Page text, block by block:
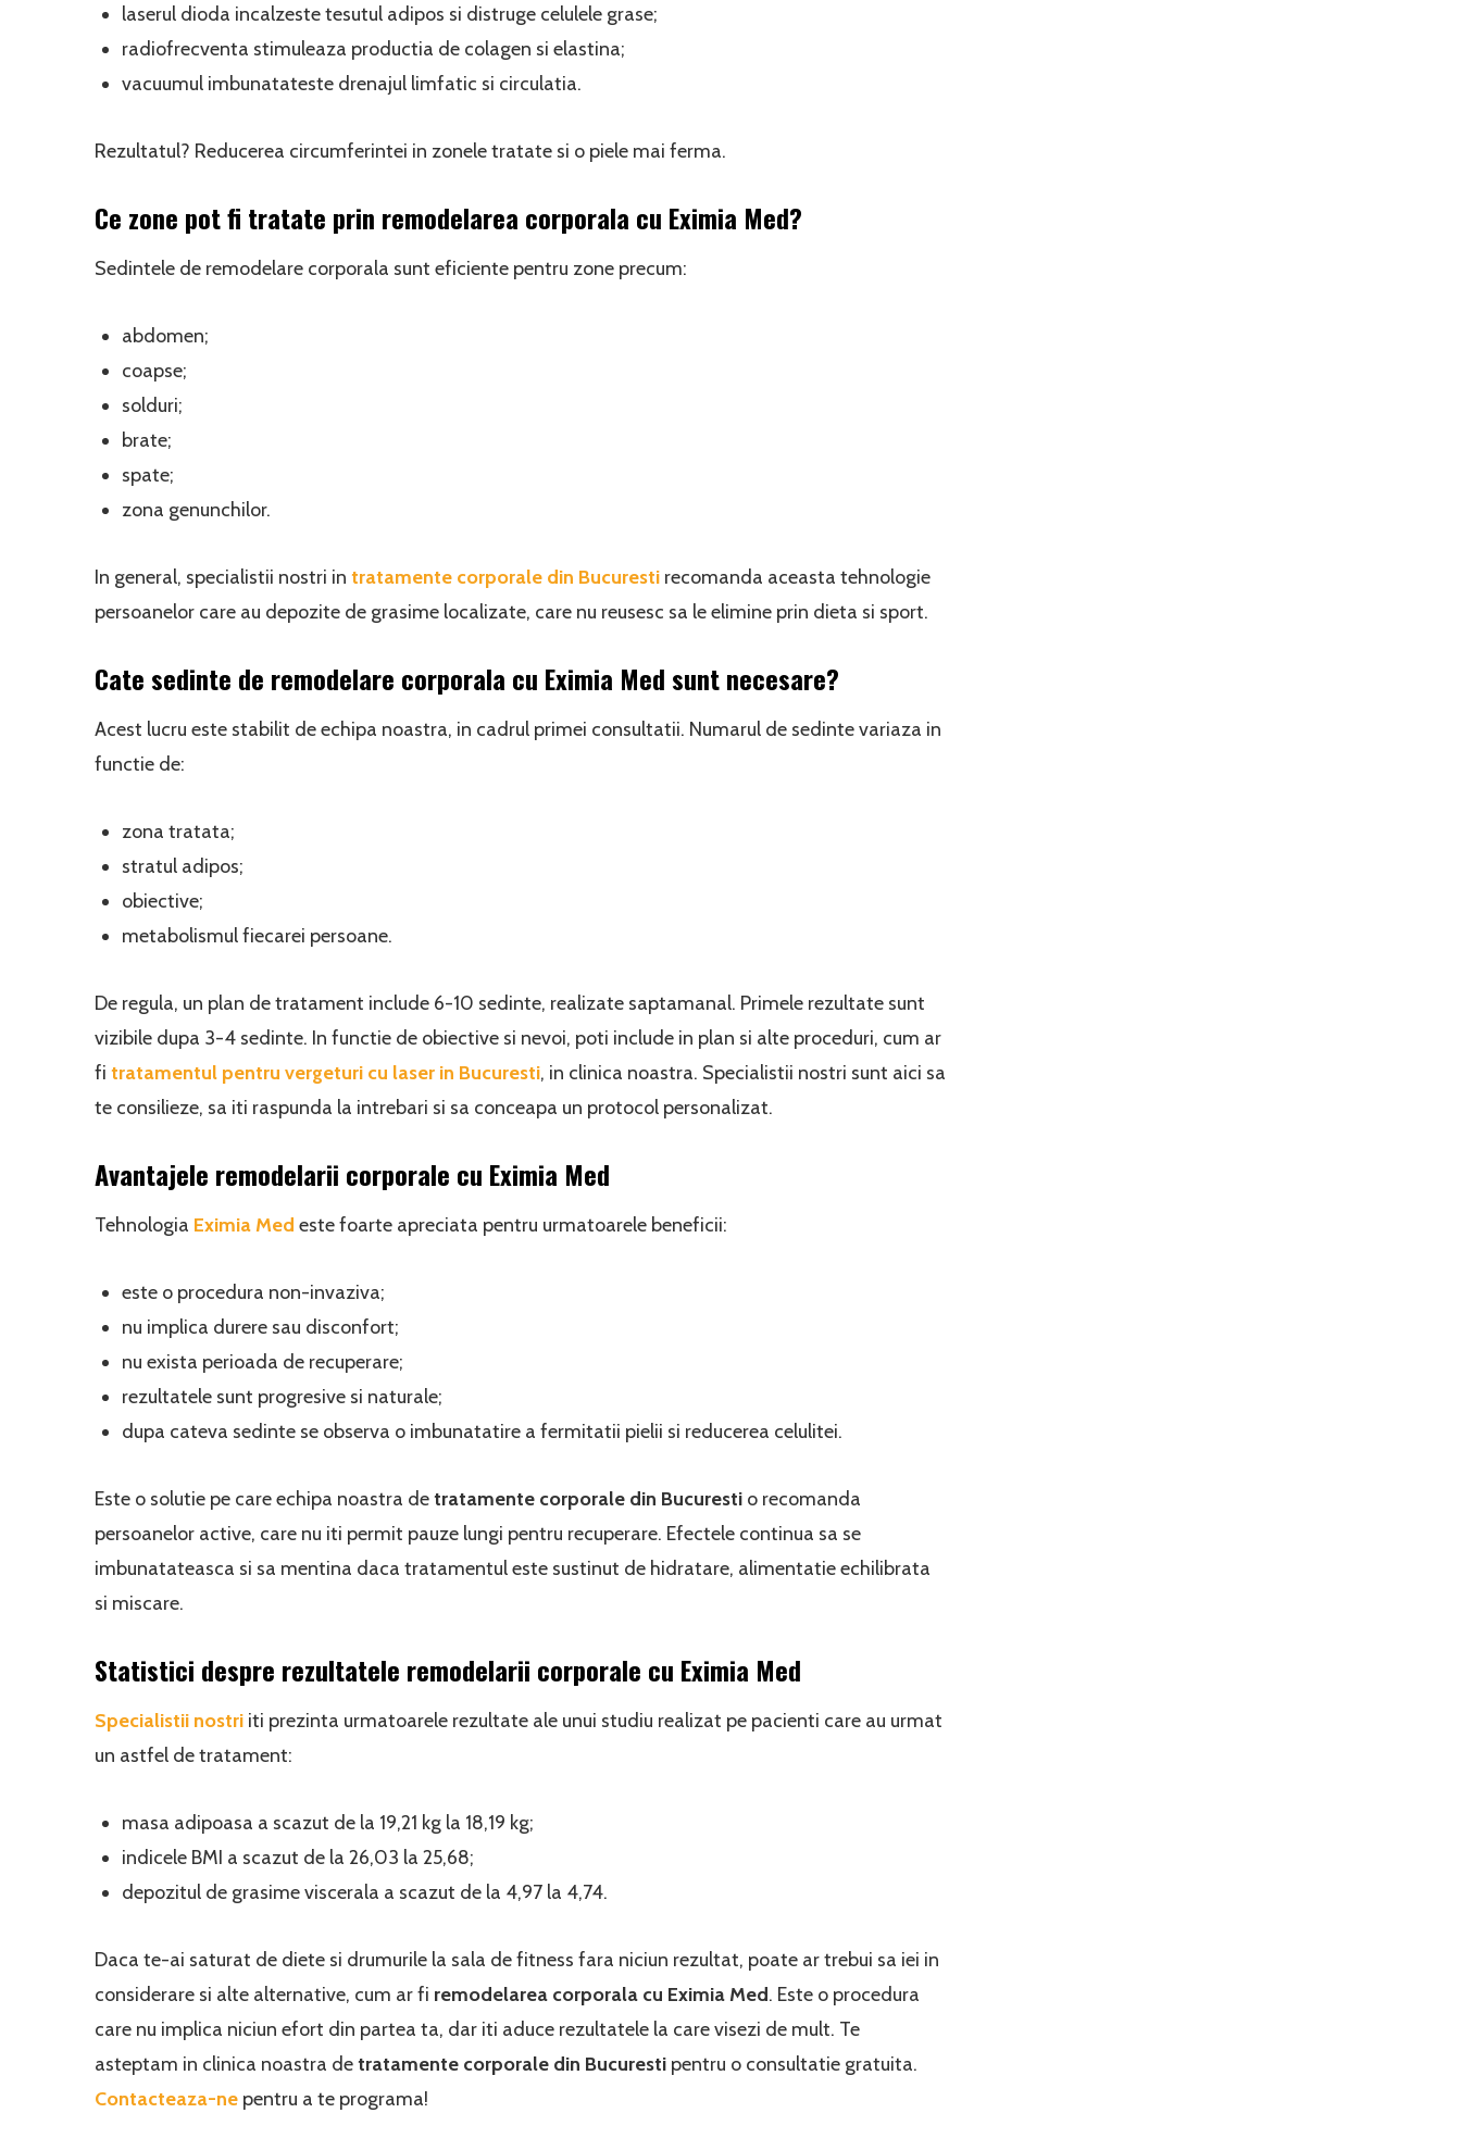
laserul dioda incalzeste tesutul adipos si distruge celulele grase;
radiofrecventa stimuleaza productia de colagen si elastina;
vacuumul imbunatateste drenajul limfatic si circulatia.
Rezultatul? Reducerea circumferintei in zonele tratate si o piele mai ferma.
Ce zone pot fi tratate prin remodelarea corporala cu Eximia Med?
Sedintele de remodelare corporala sunt eficiente pentru zone precum:
abdomen;
coapse;
solduri;
brate;
spate;
zona genunchilor.
In general, specialistii nostri in tratamente corporale din Bucuresti recomanda aceasta tehnologie
persoanelor care au depozite de grasime localizate, care nu reusesc sa le elimine prin dieta si sport.
Cate sedinte de remodelare corporala cu Eximia Med sunt necesare?
Acest lucru este stabilit de echipa noastra, in cadrul primei consultatii. Numarul de sedinte variaza in
functie de:
zona tratata;
stratul adipos;
obiective;
metabolismul fiecarei persoane.
De regula, un plan de tratament include 6-10 sedinte, realizate saptamanal. Primele rezultate sunt
vizibile dupa 3-4 sedinte. In functie de obiective si nevoi, poti include in plan si alte proceduri, cum ar
fi tratamentul pentru vergeturi cu laser in Bucuresti, in clinica noastra. Specialistii nostri sunt aici sa
te consilieze, sa iti raspunda la intrebari si sa conceapa un protocol personalizat.
Avantajele remodelarii corporale cu Eximia Med
Tehnologia Eximia Med este foarte apreciata pentru urmatoarele beneficii:
este o procedura non-invaziva;
nu implica durere sau disconfort;
nu exista perioada de recuperare;
rezultatele sunt progresive si naturale;
dupa cateva sedinte se observa o imbunatatire a fermitatii pielii si reducerea celulitei.
Este o solutie pe care echipa noastra detratamente corporale din Bucuresti o recomanda
persoanelor active, care nu iti permit pauze lungi pentru recuperare. Efectele continua sa se
imbunatateasca si sa mentina daca tratamentul este sustinut de hidratare, alimentatie echilibrata
si miscare.
Statistici despre rezultatele remodelarii corporale cu Eximia Med
Specialistii nostri iti prezinta urmatoarele rezultate ale unui studiu realizat pe pacienti care au urmat
un astfel de tratament:
masa adipoasa a scazut de la 19,21 kg la 18,19 kg;
indicele BMI a scazut de la 26,03 la 25,68;
depozitul de grasime viscerala a scazut de la 4,97 la 4,74.
Daca te-ai saturat de diete si drumurile la sala de fitness fara niciun rezultat, poate ar trebui sa iei in
considerare si alte alternative, cum ar fi remodelarea corporala cu Eximia Med. Este o procedura
care nu implica niciun efort din partea ta, dar iti aduce rezultatele la care visezi de mult. Te
asteptam in clinica noastra detratamente corporale din Bucuresti pentru o consultatie gratuita.
Contacteaza-ne pentru a te programa!